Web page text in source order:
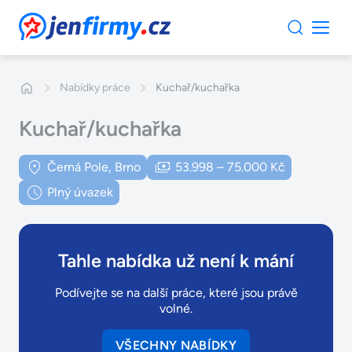
JenFirmy.cz
Nabídky práce Kuchař/kuchařka
Kuchař/kuchařka
Černá Pole, Brno
53.998 – 75.000 Kč
Plný úvazek
Tahle nabídka už není k mání
Podívejte se na další práce, které jsou právě
volné.
VŠECHNY NABÍDKY